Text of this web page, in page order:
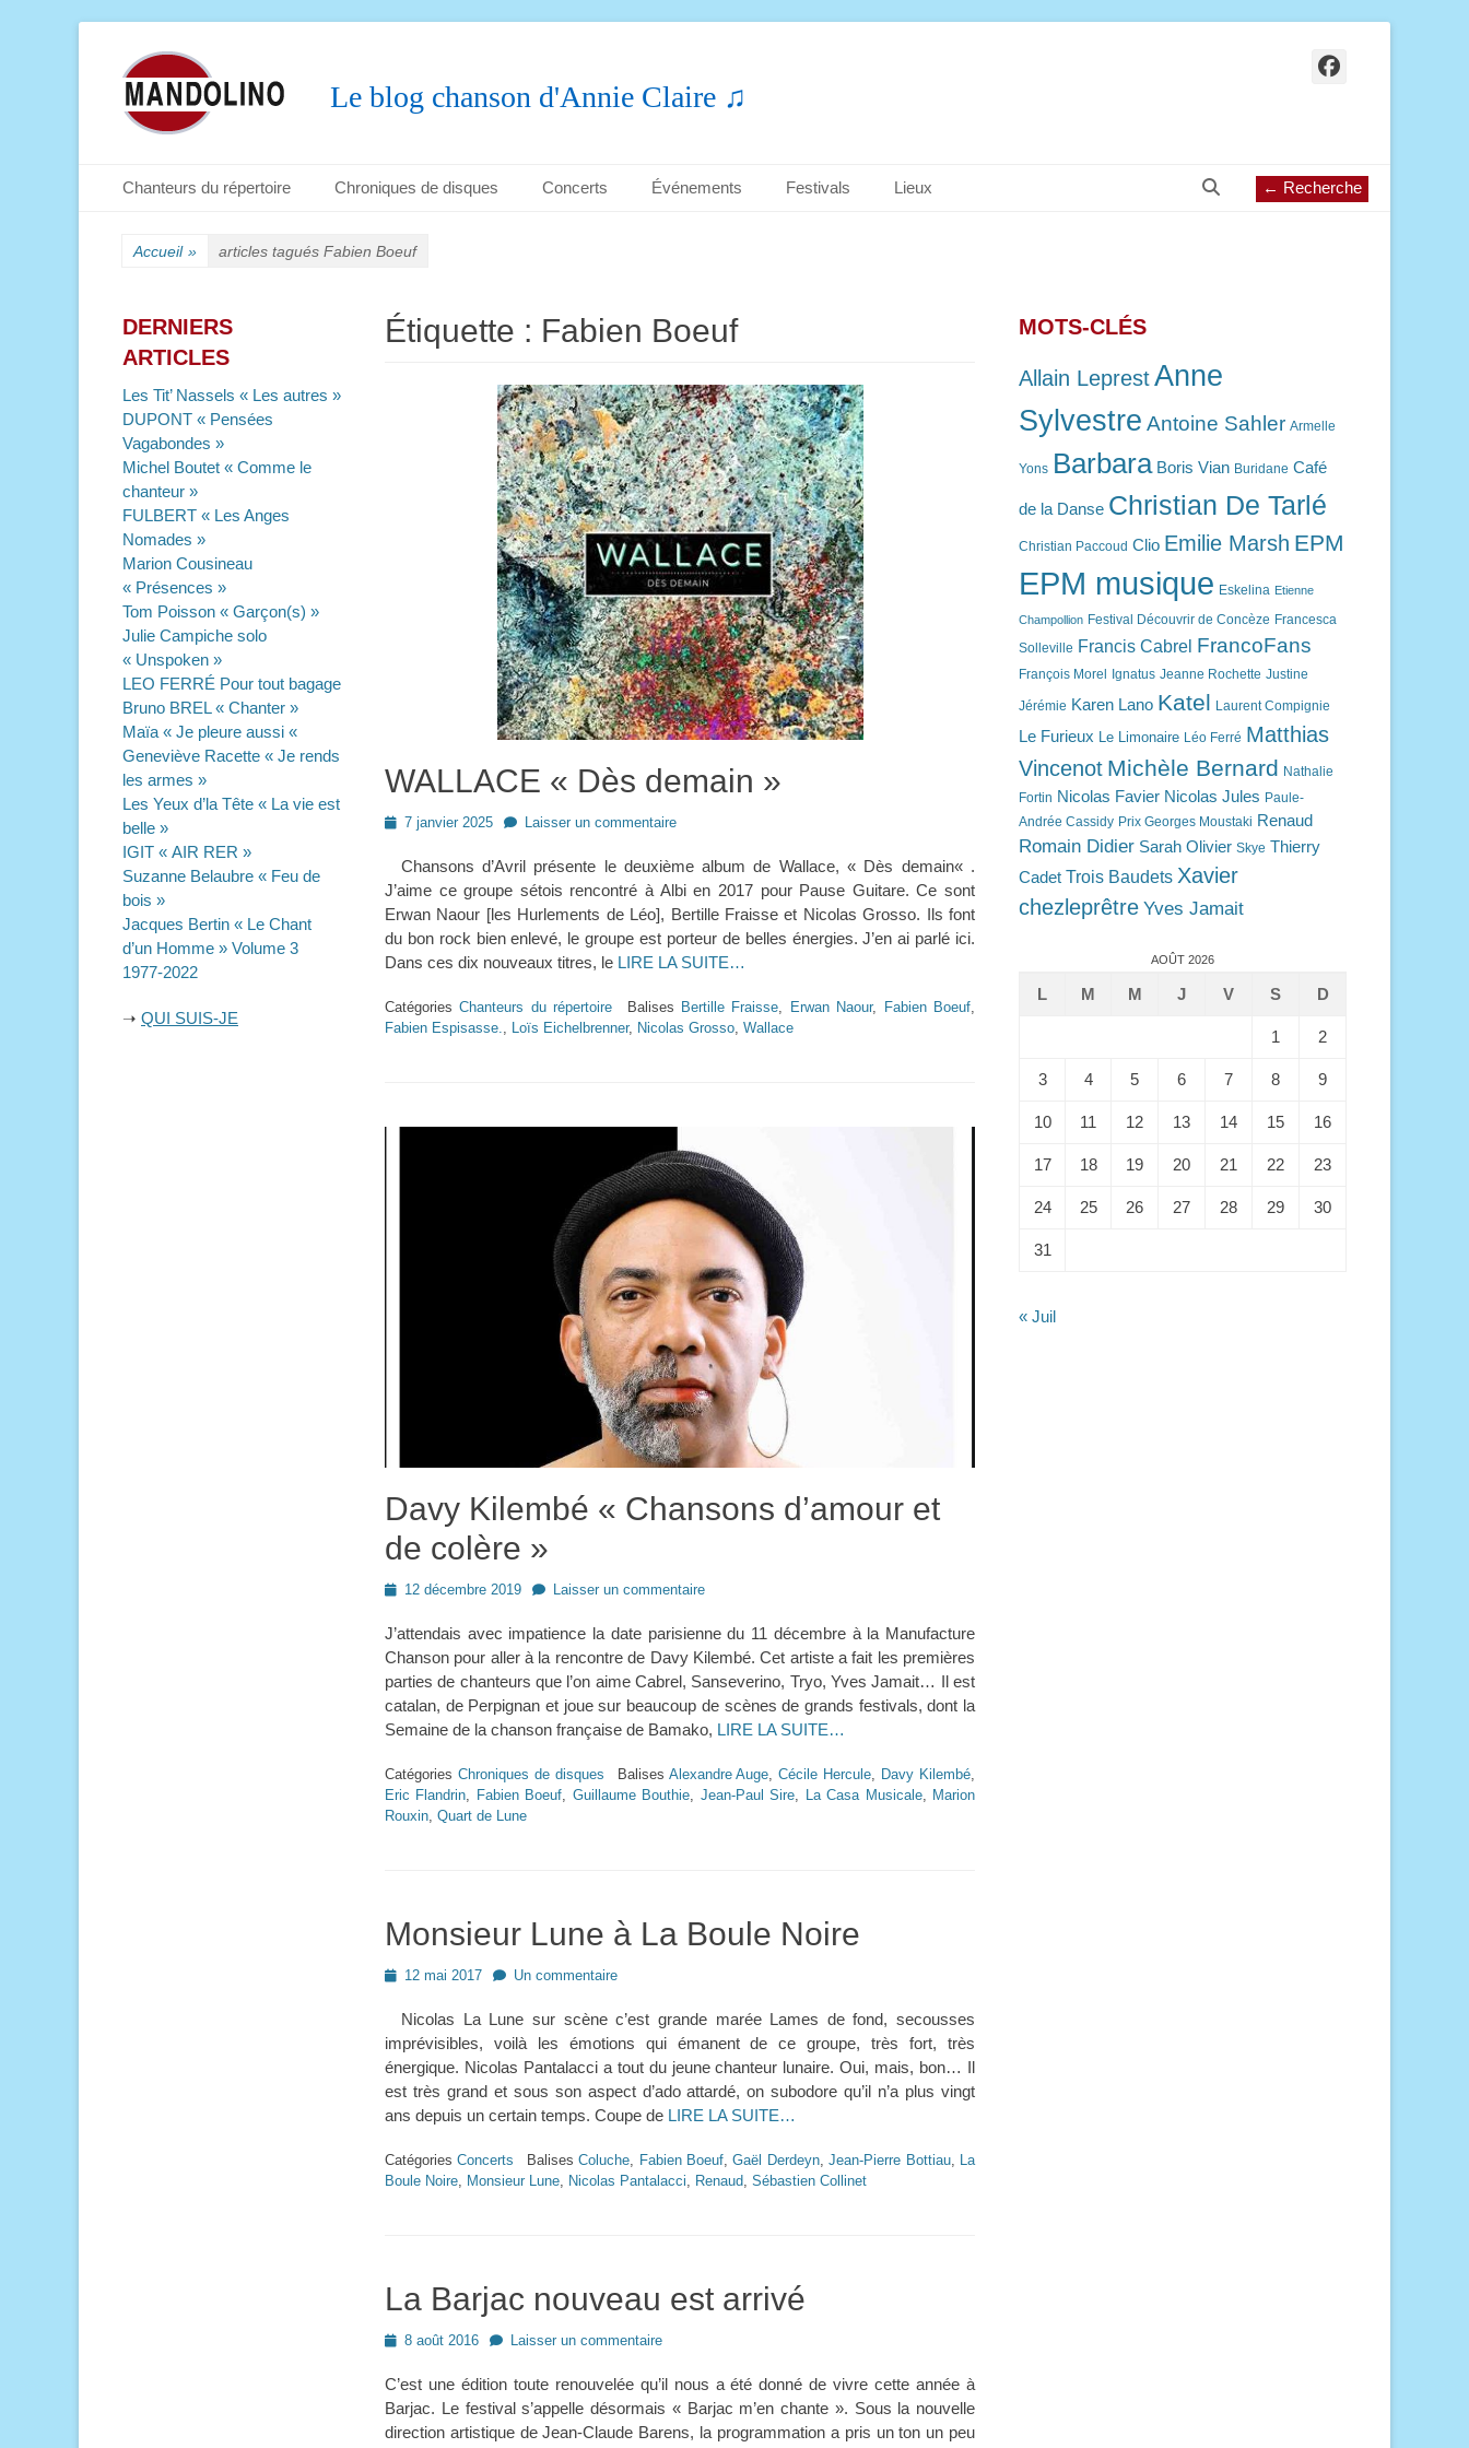
Le blog chanson d'Annie Claire ♫
Facebook
Menu principal
Chanteurs du répertoire Chroniques de disques Concerts Événements Festivals Lieux ← Recherche
Recherche
Accueil » articles tagués Fabien Boeuf
Étiquette : Fabien Boeuf
WALLACE « Dès demain »
Posted7 janvier 2025 Laisser un commentaire
Chansons d’Avril présente le deuxième album de Wallace, « Dès demain« .
J’aime ce groupe sétois rencontré à Albi en 2017 pour Pause Guitare. Ce sont
Erwan Naour [les Hurlements de Léo], Bertille Fraisse et Nicolas Grosso. Ils font
du bon rock bien enlevé, le groupe est porteur de belles énergies. J’en ai parlé ici.
Dans ces dix nouveaux titres, le LIRE LA SUITE…
CatégoriesChanteurs du répertoire Balises Bertille Fraisse, Erwan Naour, Fabien Boeuf,
Fabien Espisasse., Loïs Eichelbrenner, Nicolas Grosso, Wallace
Davy Kilembé « Chansons d’amour et
de colère »
Posted12 décembre 2019 Laisser un commentaire
J’attendais avec impatience la date parisienne du 11 décembre à la Manufacture
Chanson pour aller à la rencontre de Davy Kilembé. Cet artiste a fait les premières
parties de chanteurs que l’on aime Cabrel, Sanseverino, Tryo, Yves Jamait… Il est
catalan, de Perpignan et joue sur beaucoup de scènes de grands festivals, dont la
Semaine de la chanson française de Bamako, LIRE LA SUITE…
Catégories Chroniques de disques Balises Alexandre Auge,Cécile Hercule, Davy Kilembé,
Eric Flandrin, Fabien Boeuf, Guillaume Bouthie, Jean-Paul Sire, La Casa Musicale, Marion
Rouxin, Quart de Lune
Monsieur Lune à La Boule Noire
Posted12 mai 2017 Un commentaire
Nicolas La Lune sur scène c’est grande marée Lames de fond, secousses
imprévisibles, voilà les émotions qui émanent de ce groupe, très fort, très
énergique. Nicolas Pantalacci a tout du jeune chanteur lunaire. Oui, mais, bon… Il
est très grand et sous son aspect d’ado attardé, on subodore qu’il n’a plus vingt
ans depuis un certain temps. Coupe de LIRE LA SUITE…
CatégoriesConcerts BalisesColuche, Fabien Boeuf,Gaël Derdeyn,Jean-Pierre Bottiau, La
Boule Noire, Monsieur Lune, Nicolas Pantalacci, Renaud, Sébastien Collinet
La Barjac nouveau est arrivé
Posted8 août 2016 Laisser un commentaire
C’est une édition toute renouvelée qu’il nous a été donné de vivre cette année à
Barjac. Le festival s’appelle désormais « Barjac m’en chante ». Sous la nouvelle
direction artistique de Jean-Claude Barens, la programmation a pris un ton un peu
MOTS-CLÉS
Allain LeprestAnne
Sylvestre Antoine Sahler Armelle
Yons Barbara Boris Vian Buridane Café
de la Danse Christian De Tarlé
Christian Paccoud Clio Emilie Marsh EPM
EPM musique Eskelina Etienne
Champollion Festival Découvrir de Concèze Francesca
Solleville Francis Cabrel FrancoFans
François Morel Ignatus Jeanne Rochette Justine
Jérémie Karen Lano Katel Laurent Compignie
Le Furieux Le Limonaire Léo Ferré Matthias
Vincenot Michèle Bernard Nathalie
Fortin Nicolas Favier Nicolas Jules Paule-
Andrée Cassidy Prix Georges Moustaki Renaud
Romain Didier Sarah Olivier Skye Thierry
Cadet Trois Baudets Xavier
chezleprêtre Yves Jamait
AOÛT 2026
L M M J V S D
1 2
3 4 5 6 7 8 9
10 11 12 13 14 15 16
17 18 19 20 21 22 23
24 25 26 27 28 29 30
31
« Juil
DERNIERS
ARTICLES
Les Tit’ Nassels « Les autres »
DUPONT « Pensées
Vagabondes »
Michel Boutet « Comme le
chanteur »
FULBERT « Les Anges
Nomades »
Marion Cousineau
« Présences »
Tom Poisson « Garçon(s) »
Julie Campiche solo
« Unspoken »
LEO FERRÉ Pour tout bagage
Bruno BREL « Chanter »
Maïa « Je pleure aussi «
Geneviève Racette « Je rends
les armes »
Les Yeux d’la Tête « La vie est
belle »
IGIT « AIR RER »
Suzanne Belaubre « Feu de
bois »
Jacques Bertin « Le Chant
d’un Homme » Volume 3
1977-2022
➝ QUI SUIS-JE